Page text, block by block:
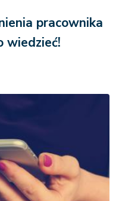
pracownika
wiedzieć!